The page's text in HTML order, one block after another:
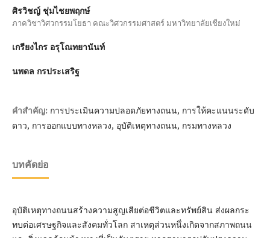
ศิรวิชญ์ ชุ่มไชยพฤกษ์
ภาควิชาวิศวกรรมโยธา คณะวิศวกรรมศาสตร์ มหาวิทยาลัยเชียงใหม่
เกรียงไกร อรุโณทยานันท์
นพดล กรประเสริฐ
คำสำคัญ: การประเมินความปลอดภัยทางถนน, การให้คะแนนระดับ
ดาว, การออกแบบทางหลวง, อุบัติเหตุทางถนน, กรมทางหลวง
บทคัดย่อ
อุบัติเหตุทางถนนสร้างความสูญเสียต่อชีวิตและทรัพย์สิน ส่งผลกระ
ทบต่อเศรษฐกิจและสังคมทั่วโลก สาเหตุส่วนหนึ่งเกิดจากสภาพถนน